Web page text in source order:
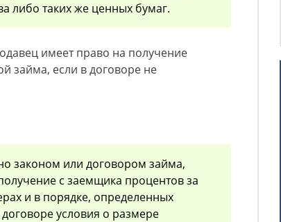
либо таких же ценных бумаг.
имеет право на получение
займа, если в договоре не
законом или договором займа,
с заемщика процентов за
и в порядке, определенных
условия о размере